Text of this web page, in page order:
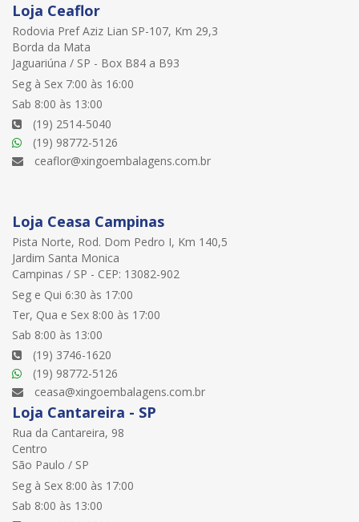
Loja Ceaflor
Rodovia Pref Aziz Lian SP-107, Km 29,3
Borda da Mata
Jaguariúna / SP - Box B84 a B93
Seg à Sex 7:00 às 16:00
Sab 8:00 às 13:00
(19) 2514-5040
(19) 98772-5126
ceaflor@xingoembalagens.com.br
Loja Ceasa Campinas
Pista Norte, Rod. Dom Pedro I, Km 140,5
Jardim Santa Monica
Campinas / SP - CEP: 13082-902
Seg e Qui 6:30 às 17:00
Ter, Qua e Sex 8:00 às 17:00
Sab 8:00 às 13:00
(19) 3746-1620
(19) 98772-5126
ceasa@xingoembalagens.com.br
Loja Cantareira - SP
Rua da Cantareira, 98
Centro
São Paulo / SP
Seg à Sex 8:00 às 17:00
Sab 8:00 às 13:00